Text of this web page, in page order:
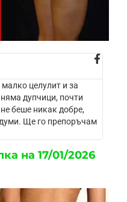
целулит и за
дупчици, почти
беше никак добре,
Ще го препоръчам
на 17/01/2026